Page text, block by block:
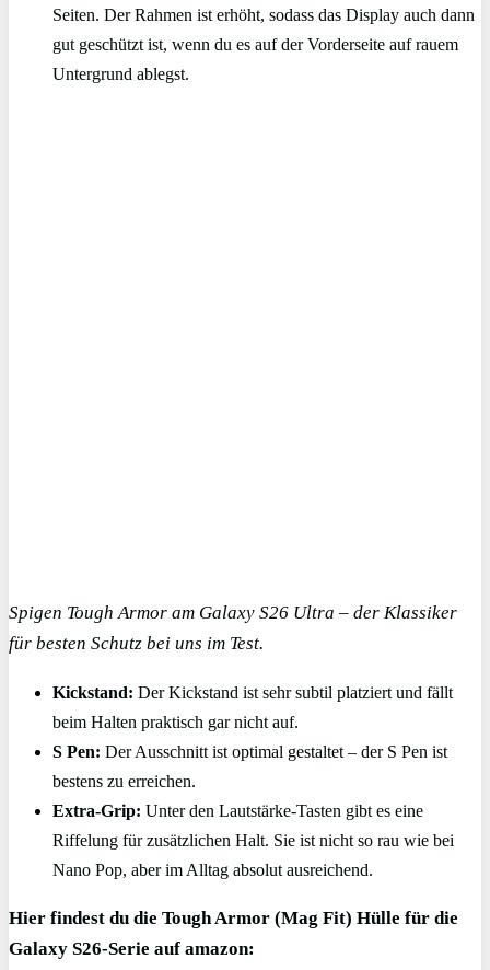
Seiten. Der Rahmen ist erhöht, sodass das Display auch dann
gut geschützt ist, wenn du es auf der Vorderseite auf rauem
Untergrund ablegst.
Spigen Tough Armor am Galaxy S26 Ultra – der Klassiker
für besten Schutz bei uns im Test.
Kickstand: Der Kickstand ist sehr subtil platziert und fällt
beim Halten praktisch gar nicht auf.
S Pen: Der Ausschnitt ist optimal gestaltet – der S Pen ist
bestens zu erreichen.
Extra-Grip: Unter den Lautstärke-Tasten gibt es eine
Riffelung für zusätzlichen Halt. Sie ist nicht so rau wie bei
Nano Pop, aber im Alltag absolut ausreichend.
Hier findest du die Tough Armor (Mag Fit) Hülle für die
Galaxy S26-Serie auf amazon: